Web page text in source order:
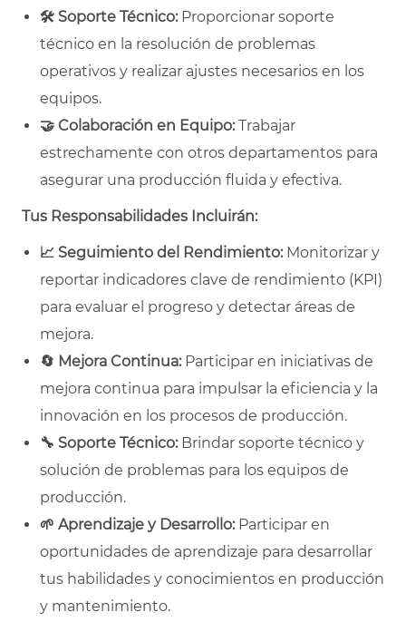
🛠 Soporte Técnico:Proporcionar soporte
técnico en la resolución de problemas
operativos y realizar ajustes necesarios en los
equipos.
🤝 Colaboración en Equipo:Trabajar
estrechamente con otros departamentos para
asegurar una producción fluida y efectiva.
Tus Responsabilidades Incluirán:
📈 Seguimiento del Rendimiento:Monitorizar y
reportar indicadores clave de rendimiento (KPI)
para evaluar el progreso y detectar áreas de
mejora.
🔄 Mejora Continua:Participar en iniciativas de
mejora continua para impulsar la eficiencia y la
innovación en los procesos de producción.
🔧 Soporte Técnico:Brindar soporte técnico y
solución de problemas para los equipos de
producción.
🌱 Aprendizaje y Desarrollo:Participar en
oportunidades de aprendizaje para desarrollar
tus habilidades y conocimientos en producción
y mantenimiento.